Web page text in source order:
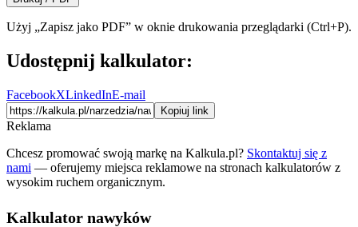
Użyj „Zapisz jako PDF” w oknie drukowania przeglądarki (Ctrl+P).
Udostępnij kalkulator:
FacebookXLinkedInE-mail
Kopiuj link
Reklama
Chcesz promować swoją markę na Kalkula.pl? Skontaktuj się z
nami — oferujemy miejsca reklamowe na stronach kalkulatorów z
wysokim ruchem organicznym.
Kalkulator nawyków